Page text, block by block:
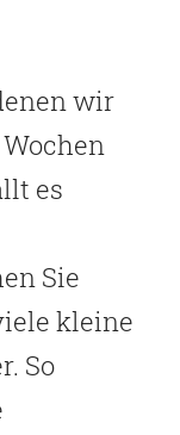
wir
es
Sie
kleine
So